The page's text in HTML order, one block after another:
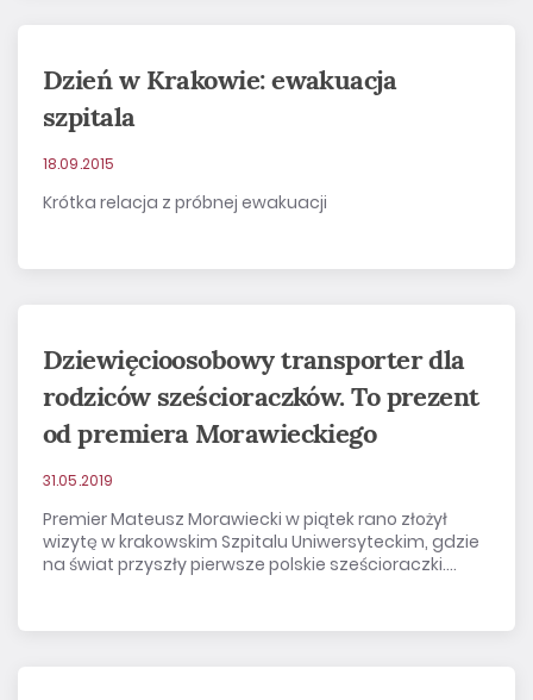
Dzień w Krakowie: ewakuacja
szpitala
18.09.2015
Krótka relacja z próbnej ewakuacji
Dziewięcioosobowy transporter dla
rodziców sześcioraczków. To prezent
od premiera Morawieckiego
31.05.2019
Premier Mateusz Morawiecki w piątek rano złożył
wizytę w krakowskim Szpitalu Uniwersyteckim, gdzie
na świat przyszły pierwsze polskie sześcioraczki....